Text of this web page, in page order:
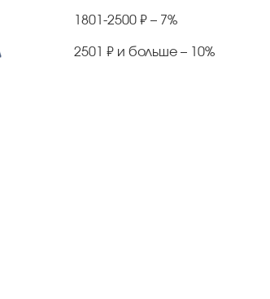
1801-2500 ₽ – 7%
2501 ₽ и больше – 10%